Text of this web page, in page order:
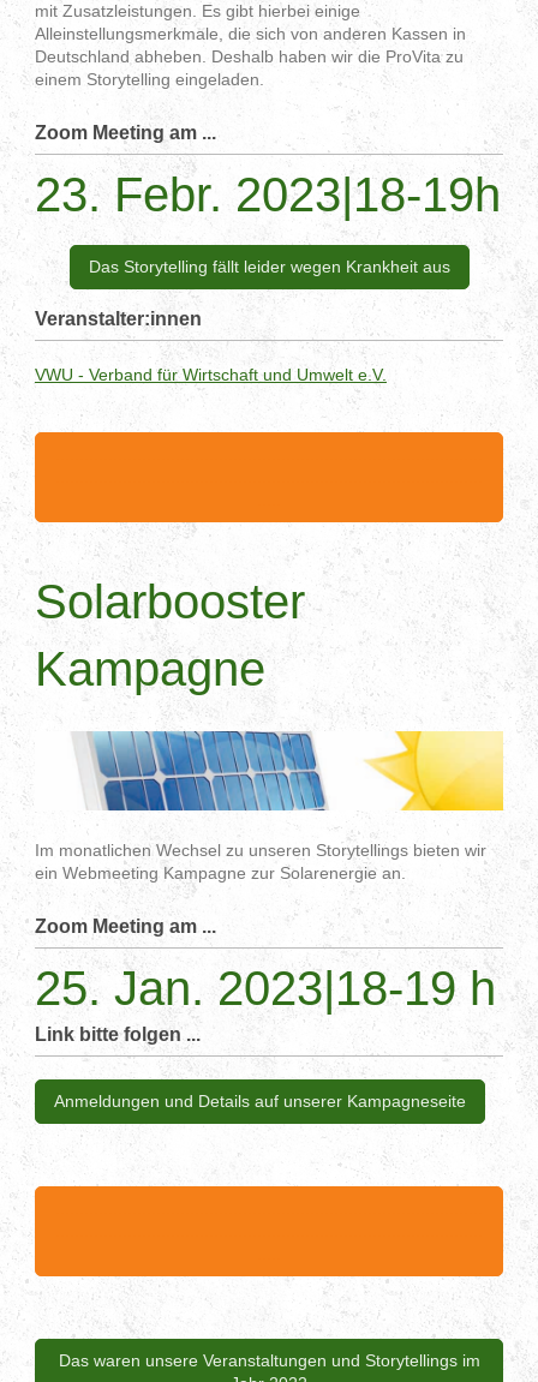
mit Zusatzleistungen. Es gibt hierbei einige
Alleinstellungsmerkmale, die sich von anderen Kassen in
Deutschland abheben. Deshalb haben wir die ProVita zu
einem Storytelling eingeladen.
Zoom Meeting am ...
23. Febr. 2023|18-19h
Das Storytelling fällt leider wegen Krankheit aus
Veranstalter:innen
VWU - Verband für Wirtschaft und Umwelt e.V.
Solarbooster
Kampagne
Im monatlichen Wechsel zu unseren Storytellings bieten wir
ein Webmeeting Kampagne zur Solarenergie an.
Zoom Meeting am ...
25. Jan. 2023|18-19 h
Link bitte folgen ...
Anmeldungen und Details auf unserer Kampagneseite
Das waren unsere Veranstaltungen und Storytellings im